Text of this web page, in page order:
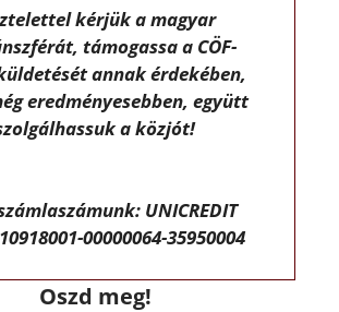
kérjük a magyar
támogassa a CÖF-
annak érdekében,
eredményesebben, együtt
a közjót!
UNICREDIT
00000064-35950004
Oszd meg!